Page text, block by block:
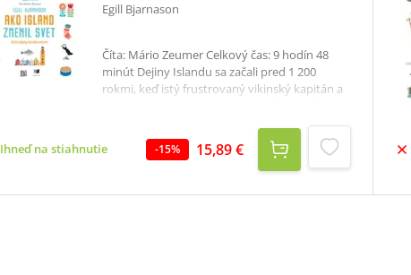
Egill Bjarnason
Číta: Mário Zeumer Celkový čas: 9 hodín 48
minút Dejiny Islandu sa začali pred 1 200
rokmi, keď istý frustrovaný vikinský kapitán a
uprostred severného Atlantiku. Odrazu ostrov
nebol už len hniezdiskom rybárov
dlhochvostých. Vyrástol na ňom národ,
ktorého diplomati a hudobníci, námorníci a
vojaci, sopky a rastliny nenápadne a nezvratne
Ihneď na stiahnutie -15% 15,89 €